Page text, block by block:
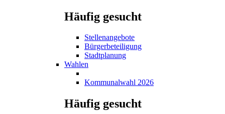
Häufig gesucht
Stellenangebote
Bürgerbeteiligung
Stadtplanung
Wahlen
Kommunalwahl 2026
Häufig gesucht